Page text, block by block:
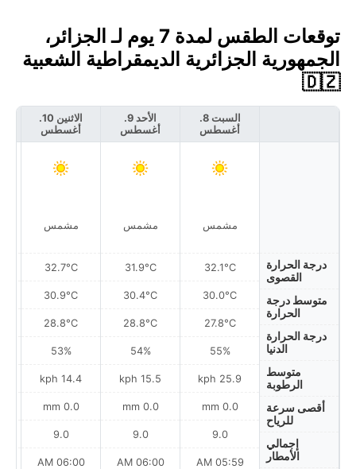
توقعات الطقس لمدة 7 يوم لـ الجزائر،
الجمهورية الجزائرية الديمقراطية الشعبية
🇩🇿
درجة الحرارة
القصوى
متوسط درجة
الحرارة
درجة الحرارة
الدنيا
متوسط
الرطوبة
أقصى سرعة
للرياح
إجمالي
الأمطار
السبت 8.
أغسطس
مشمس
32.1°C
30.0°C
27.8°C
55%
25.9 kph
0.0 mm
9.0
05:59 AM
الأحد 9.
أغسطس
مشمس
31.9°C
30.4°C
28.8°C
54%
15.5 kph
0.0 mm
9.0
06:00 AM
الاثنين 10.
أغسطس
مشمس
32.7°C
30.9°C
28.8°C
53%
14.4 kph
0.0 mm
9.0
06:00 AM